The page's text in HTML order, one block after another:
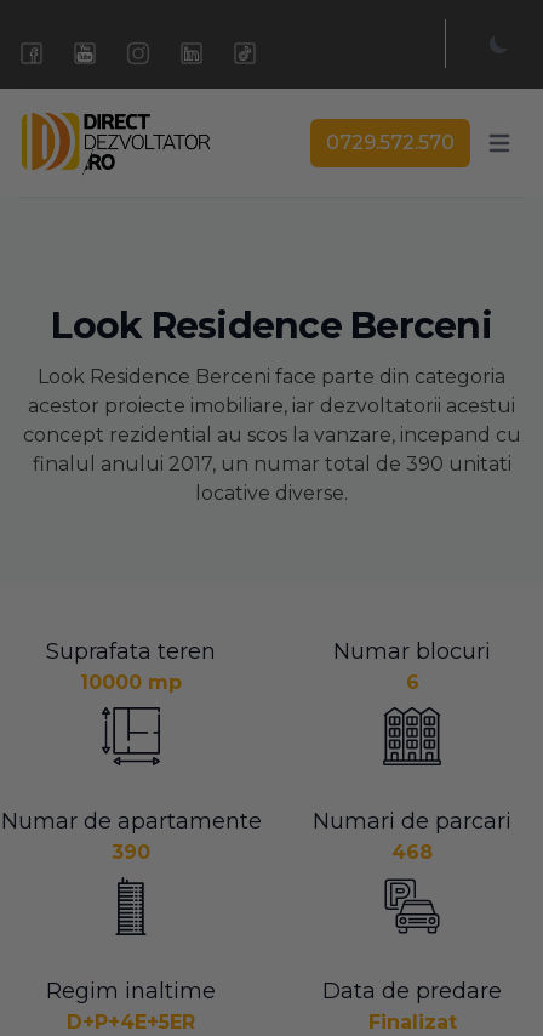
0729.572.570 Open
Look Residence Berceni
Look Residence Berceni face parte din categoria
acestor proiecte imobiliare, iar dezvoltatorii acestui
concept rezidential au scos la vanzare, incepand cu
finalul anului 2017, un numar total de 390 unitati
locative diverse.
Suprafata teren
10000 mp
Numar blocuri
6
Numar de apartamente
390
Numari de parcari
468
Regim inaltime
D+P+4E+5ER
Data de predare
Finalizat